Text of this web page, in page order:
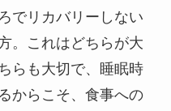
でリカバリーしない
。これはどちらが大
らも大切で、睡眠時
からこそ、食事への